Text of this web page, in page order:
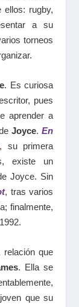
ellos: rugby,
a su
torneos
. Es curiosa
pues
aprender a
Joyce.En
, su primera
existe un
Joyce. Sin
, tras varios
finalmente,
relación que
. Ella se
que su